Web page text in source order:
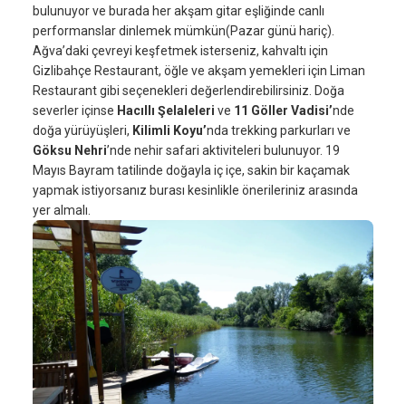
bulunuyor ve burada her akşam gitar eşliğinde canlı
performanslar dinlemek mümkün(Pazar günü hariç).
Ağva’daki çevreyi keşfetmek isterseniz, kahvaltı için
Gizlibahçe Restaurant, öğle ve akşam yemekleri için Liman
Restaurant gibi seçenekleri değerlendirebilirsiniz. Doğa
severler içinse Hacıllı Şelaleleri ve 11 Göller Vadisi’nde
doğa yürüyüşleri, Kilimli Koyu’nda trekking parkurları ve
Göksu Nehri’nde nehir safari aktiviteleri bulunuyor. 19
Mayıs Bayram tatilinde doğayla iç içe, sakin bir kaçamak
yapmak istiyorsanız burası kesinlikle önerileriniz arasında
yer almalı.